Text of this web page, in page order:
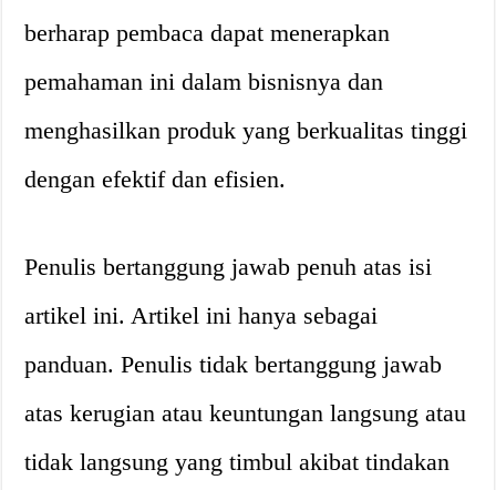
berharap pembaca dapat menerapkan
pemahaman ini dalam bisnisnya dan
menghasilkan produk yang berkualitas tinggi
dengan efektif dan efisien.
Penulis bertanggung jawab penuh atas isi
artikel ini. Artikel ini hanya sebagai
panduan. Penulis tidak bertanggung jawab
atas kerugian atau keuntungan langsung atau
tidak langsung yang timbul akibat tindakan